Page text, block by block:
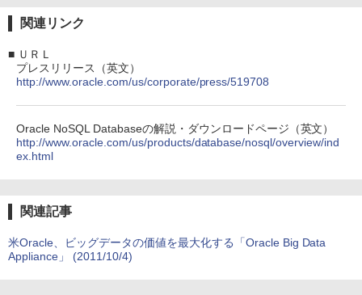
関連リンク
■ ＵＲＬ
プレスリリース（英文）
http://www.oracle.com/us/corporate/press/519708
Oracle NoSQL Databaseの解説・ダウンロードページ（英文）
http://www.oracle.com/us/products/database/nosql/overview/ind
ex.html
関連記事
米Oracle、ビッグデータの価値を最大化する「Oracle Big Data
Appliance」 (2011/10/4)